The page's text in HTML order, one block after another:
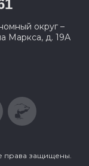
округ –
Маркса, д. 19А
права защищены.